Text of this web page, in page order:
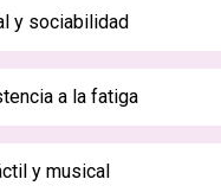
y sociabilidad
a la fatiga
y musical